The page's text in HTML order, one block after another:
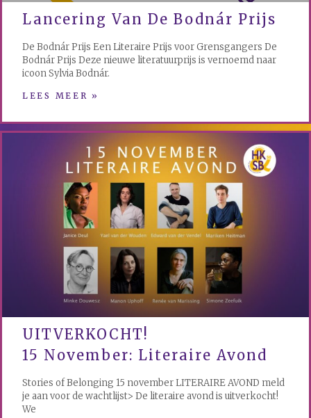
Lancering Van De Bodnár Prijs
De Bodnár Prijs Een Literaire Prijs voor Grensgangers De
Bodnár Prijs Deze nieuwe literatuurprijs is vernoemd naar
icoon Sylvia Bodnár.
LEES MEER »
UITVERKOCHT!
15 November: Literaire Avond
Stories of Belonging 15 november LITERAIRE AVOND meld
je aan voor de wachtlijst> De literaire avond is uitverkocht!
We